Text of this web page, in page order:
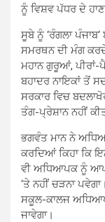
ਨੂੰ ਵਿਸ਼ਵ ਪੱਧਰ ਦੇ
ਸੂਬੇ ਨੂੰ ‘ਰੰਗਲਾ
ਸਮਰਥਨ ਦੀ ਮੰਗ
ਮਹਾਨ ਗੁਰੂਆਂ,
ਬਹਾਦਰ ਨਾਇਕਾਂ ਤੋਂ
ਸਰਕਾਰ ਵਿਚ
ਤੰਗ-ਪ੍ਰੇਸ਼ਾਨ ਨਹੀਂ
ਭਗਵੰਤ ਮਾਨ ਨੇ
ਕਰਦਿਆਂ ਕਿਹਾ ਕਿ
ਵੀ ਅਧਿਆਪਕ ਨੂੰ
‘ਤੇ ਨਹੀਂ ਚੜਨਾ
ਸਕੂਲ-ਕਾਲਜ
ਜਾਵੇਗਾ।